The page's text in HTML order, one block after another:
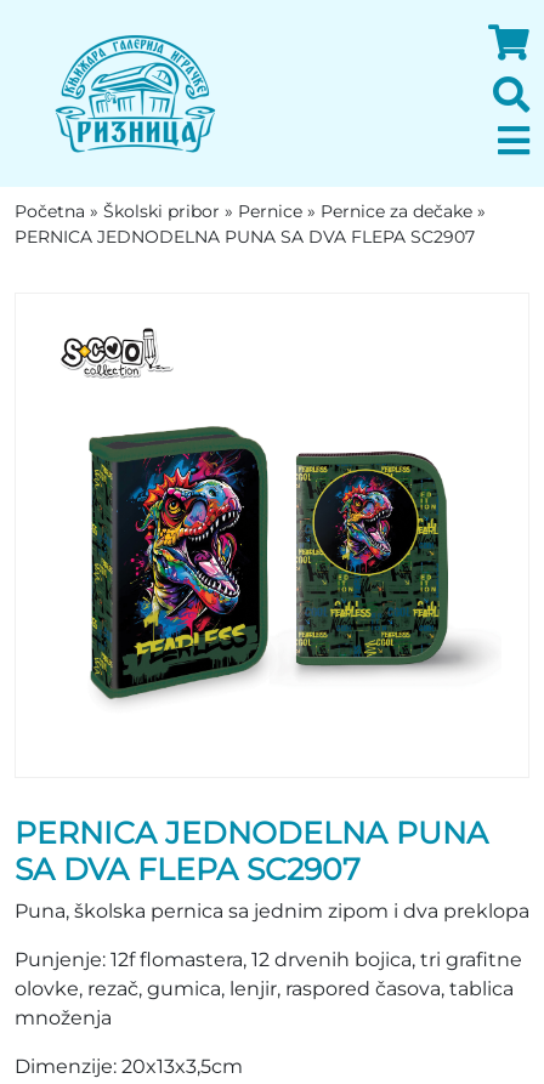
Početna » Školski pribor » Pernice » Pernice za dečake »
PERNICA JEDNODELNA PUNA SA DVA FLEPA SC2907
PERNICA JEDNODELNA PUNA
SA DVA FLEPA SC2907
Puna, školska pernica sa jednim zipom i dva preklopa
Punjenje: 12f flomastera, 12 drvenih bojica, tri grafitne
olovke, rezač, gumica, lenjir, raspored časova, tablica
množenja
Dimenzije: 20x13x3,5cm